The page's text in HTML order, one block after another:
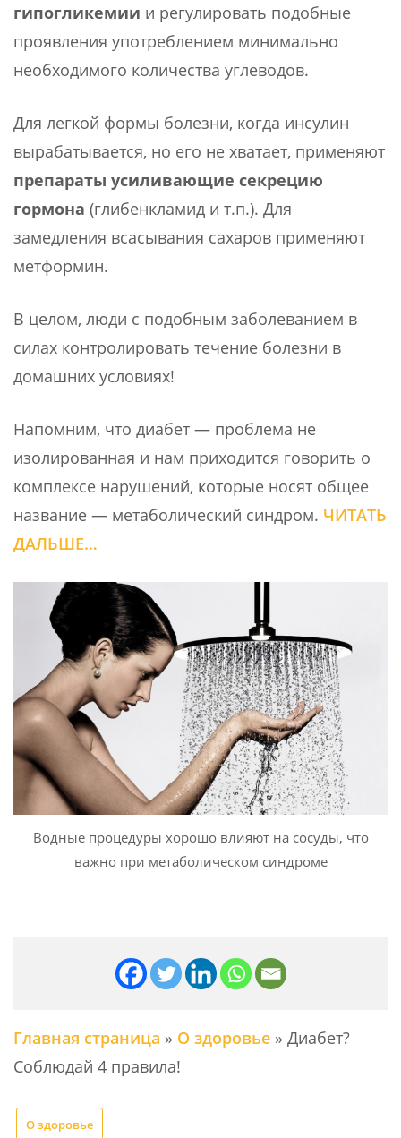
гипогликемии и регулировать подобные
проявления употреблением минимально
необходимого количества углеводов.
Для легкой формы болезни, когда инсулин
вырабатывается, но его не хватает, применяют
препараты усиливающие секрецию
гормона (глибенкламид и т.п.). Для
замедления всасывания сахаров применяют
метформин.
В целом, люди с подобным заболеванием в
силах контролировать течение болезни в
домашних условиях!
Напомним, что диабет — проблема не
изолированная и нам приходится говорить о
комплексе нарушений, которые носят общее
название — метаболический синдром. ЧИТАТЬ
ДАЛЬШЕ…
Водные процедуры хорошо влияют на сосуды, что
важно при метаболическом синдроме
Главная страница » О здоровье » Диабет?
Соблюдай 4 правила!
О здоровье